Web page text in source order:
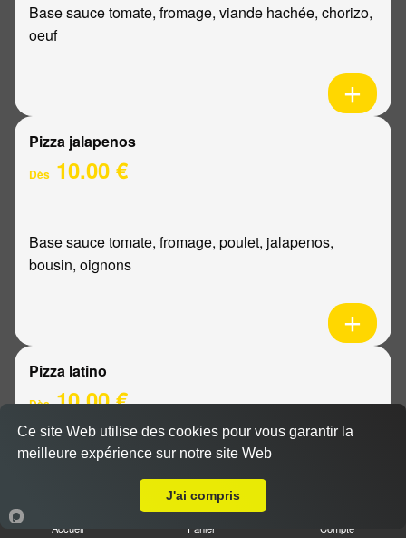
Base sauce tomate, fromage, viande hachée, chorizo,
oeuf
Pizza jalapenos
Dès 10.00 €
Base sauce tomate, fromage, poulet, jalapenos,
bousin, oignons
Pizza latino
Dès10.00 €
Accueil Panier Compte
Ce site Web utilise des cookies pour vous garantir la
meilleure expérience sur notre site Web
J'ai compris